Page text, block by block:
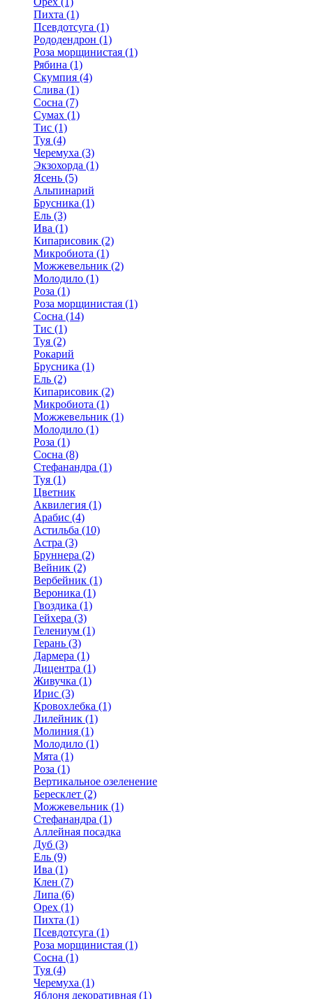
Пихта (1)
Псевдотсуга (1)
Рододендрон (1)
Роза морщинистая (1)
Рябина (1)
Скумпия (4)
Слива (1)
Сосна (7)
Сумах (1)
Тис (1)
Туя (4)
Черемуха (3)
Экзохорда (1)
Ясень (5)
Альпинарий
Брусника (1)
Ель (3)
Ива (1)
Кипарисовик (2)
Микробиота (1)
Можжевельник (2)
Молодило (1)
Роза (1)
Роза морщинистая (1)
Сосна (14)
Тис (1)
Туя (2)
Рокарий
Брусника (1)
Ель (2)
Кипарисовик (2)
Микробиота (1)
Можжевельник (1)
Молодило (1)
Роза (1)
Сосна (8)
Стефанандра (1)
Туя (1)
Цветник
Аквилегия (1)
Арабис (4)
Астильба (10)
Астра (3)
Бруннера (2)
Вейник (2)
Вербейник (1)
Вероника (1)
Гвоздика (1)
Гейхера (3)
Гелениум (1)
Герань (3)
Дармера (1)
Дицентра (1)
Живучка (1)
Ирис (3)
Кровохлебка (1)
Лилейник (1)
Молиния (1)
Молодило (1)
Мята (1)
Роза (1)
Вертикальное озеленение
Бересклет (2)
Можжевельник (1)
Стефанандра (1)
Аллейная посадка
Дуб (3)
Ель (9)
Ива (1)
Клен (7)
Липа (6)
Орех (1)
Пихта (1)
Псевдотсуга (1)
Роза морщинистая (1)
Сосна (1)
Туя (4)
Черемуха (1)
Яблоня декоративная (1)